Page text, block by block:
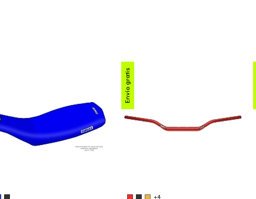
Envío gratis
+4